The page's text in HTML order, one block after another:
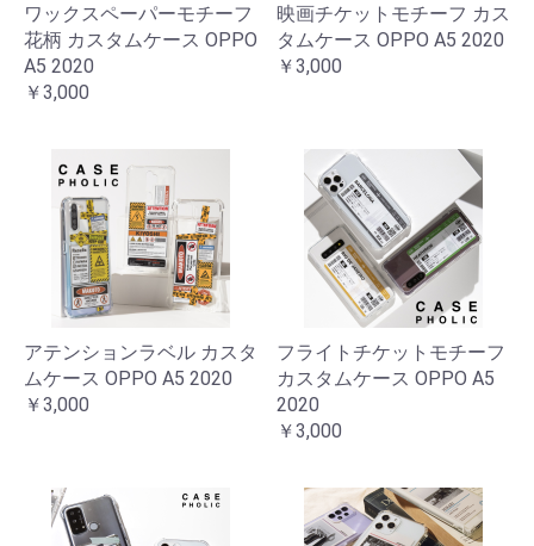
ワックスペーパーモチーフ
花柄 カスタムケース OPPO
A5 2020
￥3,000
映画チケットモチーフ カス
タムケース OPPO A5 2020
￥3,000
アテンションラベル カスタ
ムケース OPPO A5 2020
￥3,000
フライトチケットモチーフ
カスタムケース OPPO A5
2020
￥3,000